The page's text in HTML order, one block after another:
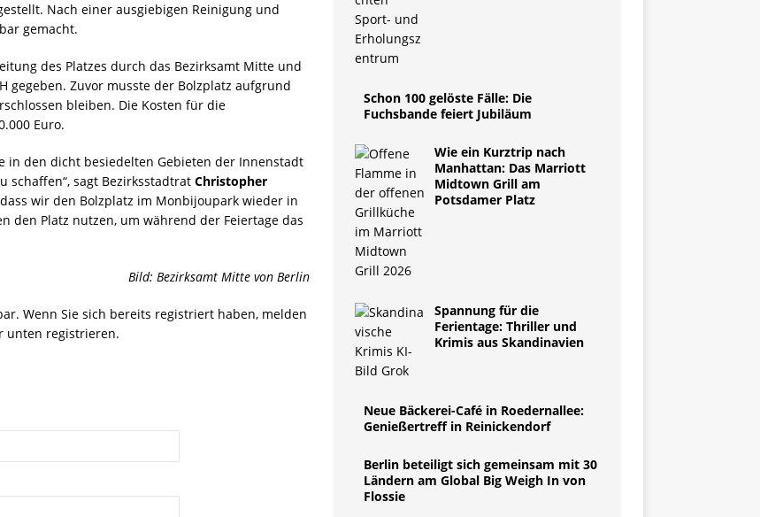
Nach einer ausgiebigen Reinigung und
gemacht.
des Platzes durch das Bezirksamt Mitte und
Zuvor musste der Bolzplatz aufgrund
bleiben. Die Kosten für die
Euro.
in den dicht besiedelten Gebieten der Innenstadt
schaffen“, sagt Bezirksstadtrat Christopher
wir den Bolzplatz im Monbijoupark wieder in
den Platz nutzen, um während der Feiertage das
Bild: Bezirksamt Mitte von Berlin
Wenn Sie sich bereits registriert haben, melden
unten registrieren.
Schon 100 gelöste Fälle: Die
Fuchsbande feiert Jubiläum
Wie ein Kurztrip nach
Manhattan: Das Marriott
Midtown Grill am
Potsdamer Platz
Spannung für die
Ferientage: Thriller und
Krimis aus Skandinavien
Neue Bäckerei-Café in Roedernallee:
Genießertreff in Reinickendorf
Berlin beteiligt sich gemeinsam mit 30
Ländern am Global Big Weigh In von
Flossie